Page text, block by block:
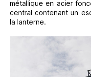
métallique en acier
central contenant un
la lanterne.